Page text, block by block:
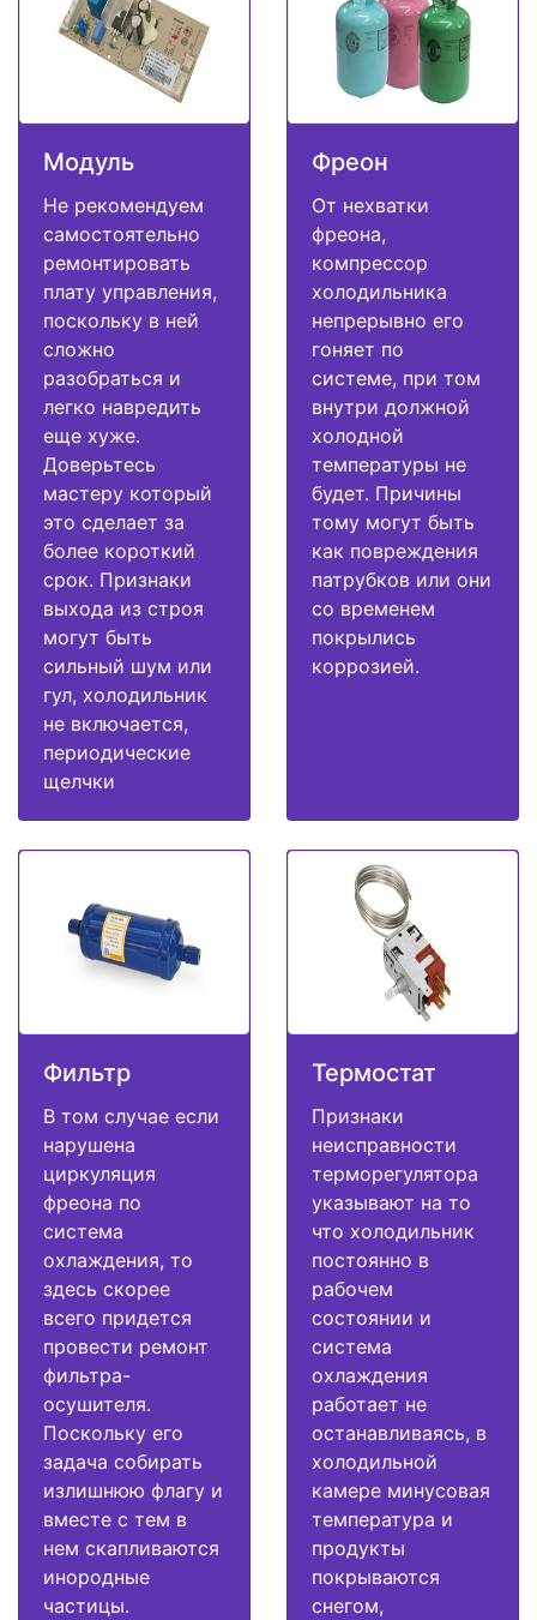
Модуль
Не рекомендуем
самостоятельно
ремонтировать
плату управления,
поскольку в ней
сложно
разобраться и
легко навредить
еще хуже.
Доверьтесь
мастеру который
это сделает за
более короткий
срок. Признаки
выхода из строя
могут быть
сильный шум или
гул, холодильник
не включается,
периодические
щелчки
Фреон
От нехватки
фреона,
компрессор
холодильника
непрерывно его
гоняет по
системе, при том
внутри должной
холодной
температуры не
будет. Причины
тому могут быть
как повреждения
патрубков или они
со временем
покрылись
коррозией.
Фильтр
В том случае если
нарушена
циркуляция
фреона по
система
охлаждения, то
здесь скорее
всего придется
провести ремонт
фильтра-
осушителя.
Поскольку его
задача собирать
излишнюю флагу и
вместе с тем в
нем скапливаются
инородные
частицы.
Термостат
Признаки
неисправности
терморегулятора
указывают на то
что холодильник
постоянно в
рабочем
состоянии и
система
охлаждения
работает не
останавливаясь, в
холодильной
камере минусовая
температура и
продукты
покрываются
снегом,